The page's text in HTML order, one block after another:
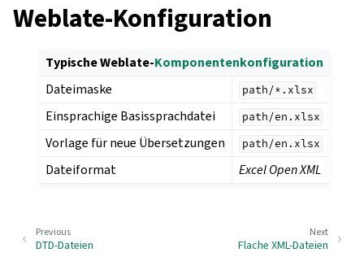
Weblate-Konfiguration
Typische Weblate-Komponentenkonfiguration
Dateimaske
path/*.xlsx
Einsprachige Basissprachdatei path/en.xlsx
Vorlage für neue Übersetzungen path/en.xlsx
Dateiformat Excel Open XML
Next
Flache XML-Dateien
Previous
DTD-Dateien